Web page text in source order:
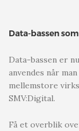
Data-bassen
Data-bassen er
anvendes når
mellemstore
SMV:Digital.
Få et overblik